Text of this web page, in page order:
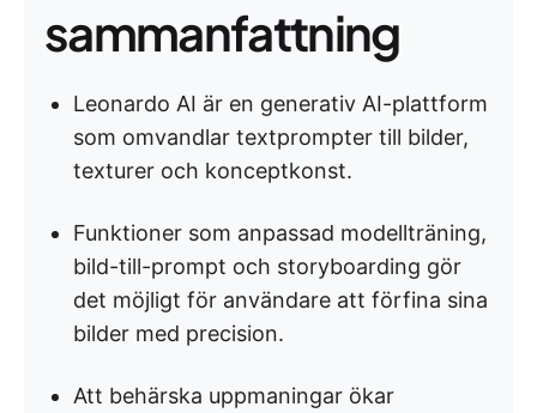
sammanfattning
Leonardo AI är en generativ AI-plattform
som omvandlar textprompter till bilder,
texturer och konceptkonst.
Funktioner som anpassad modellträning,
bild-till-prompt och storyboarding gör
det möjligt för användare att förfina sina
bilder med precision.
Att behärska uppmaningar ökar